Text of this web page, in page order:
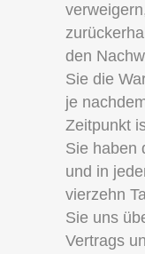
den
Sie die
je
Zeitpunkt
Sie haben
und in
vierzehn
Sie uns
Vertrags